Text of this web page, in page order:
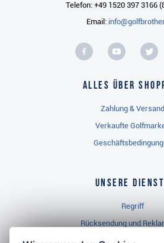
Telefon: +49 1520 397 3166
Email:
Alles über
Zahlung & Versand
Verkaufte
Unsere
Regriff
Rücksendung und
Widerrufsbelehrung